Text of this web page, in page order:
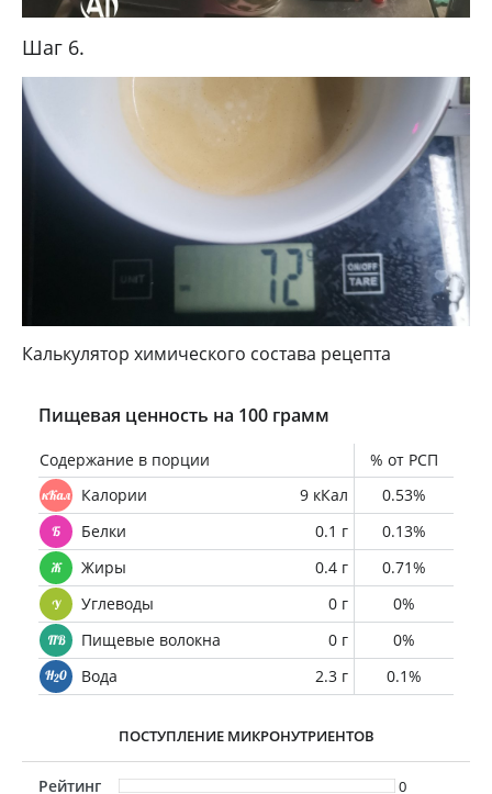
Шаг 6.
Калькулятор химического состава рецепта
Пищевая ценность на 100 грамм
Содержание в порции
% от РСП
Калории
9 кКал
0.53%
Белки
0.1 г
0.13%
Жиры
0.4 г
0.71%
Углеводы
0 г
0%
Пищевые волокна
0 г
0%
Вода
2.3 г 0.1%
ПОСТУПЛЕНИЕ МИКРОНУТРИЕНТОВ
Рейтинг 0